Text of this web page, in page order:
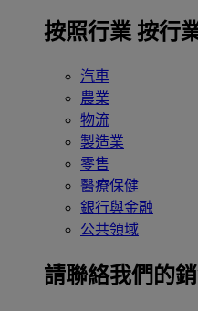
按照行業 按行
汽車
農業
物流
製造業
零售
醫療保健
銀行與金融
公共領域
請聯絡我們的